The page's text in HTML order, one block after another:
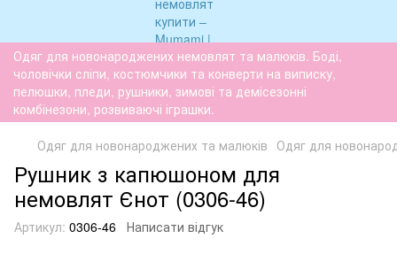
Одяг для новонароджених немовлят та малюків. Боді,
чоловічки сліпи, костюмчики та конверти на виписку,
пелюшки, пледи, рушники, зимові та демісезонні
комбінезони, розвиваючі іграшки.
Одяг для новонароджених та малюків Одяг для
Рушник з капюшоном для
немовлят Єнот (0306-46)
Артикул: 0306-46 Написати відгук